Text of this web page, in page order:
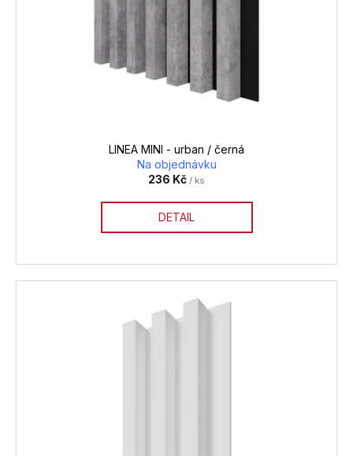
LINEA MINI - urban / černá
Na objednávku
236 Kč / ks
DETAIL